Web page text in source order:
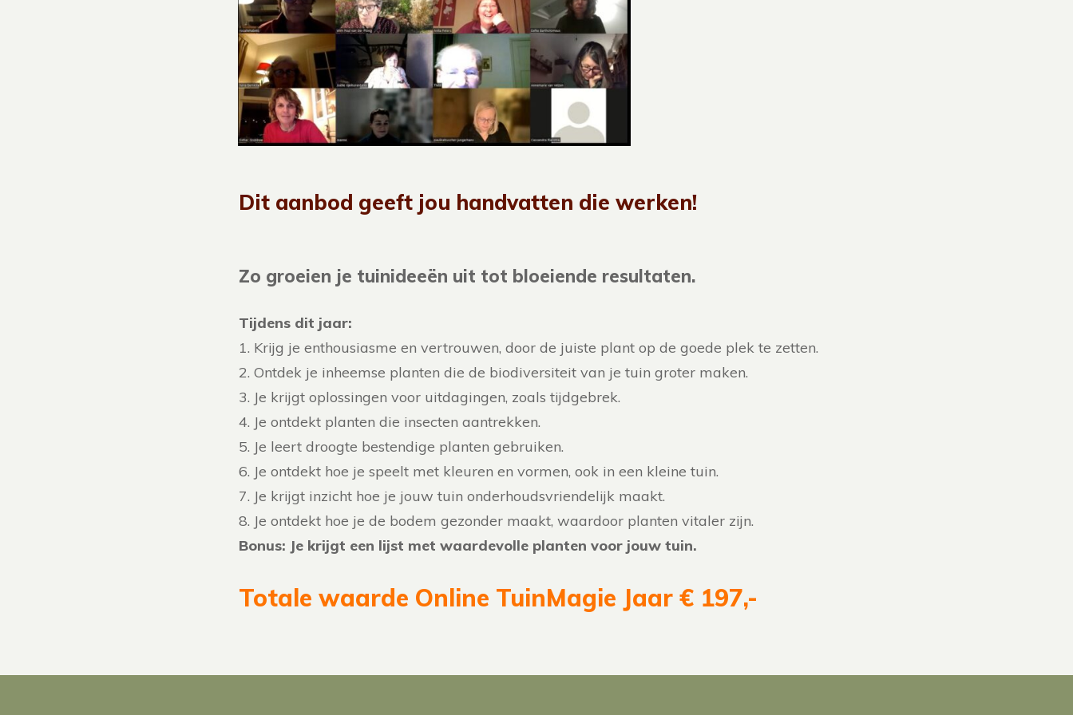
Dit aanbod geeft jou handvatten die werken!
Zo groeien je tuinideeën uit tot bloeiende resultaten.
Tijdens dit jaar:
1. Krijg je enthousiasme en vertrouwen, door de juiste plant op de goede plek te zetten.
2. Ontdek je inheemse planten die de biodiversiteit van je tuin groter maken.
3. Je krijgt oplossingen voor uitdagingen, zoals tijdgebrek.
4. Je ontdekt planten die insecten aantrekken.
5. Je leert droogte bestendige planten gebruiken.
6. Je ontdekt hoe je speelt met kleuren en vormen, ook in een kleine tuin.
7. Je krijgt inzicht hoe je jouw tuin onderhoudsvriendelijk maakt.
8. Je ontdekt hoe je de bodem gezonder maakt, waardoor planten vitaler zijn.
Bonus: Je krijgt een lijst met waardevolle planten voor jouw tuin.
Totale waarde Online TuinMagie Jaar € 197,-